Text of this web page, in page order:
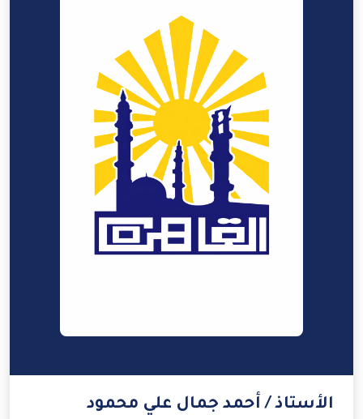
الأستاذ / أحمد جمال علي محمود